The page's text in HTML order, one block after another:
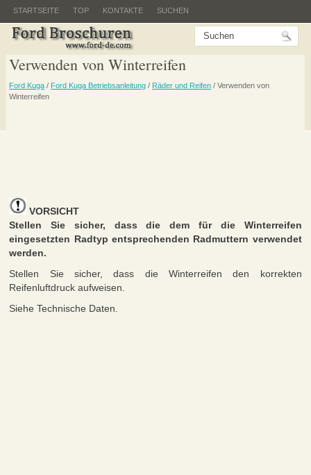
STARTSEITE TOP KONTAKTE SUCHEN
Verwenden von Winterreifen
Ford Kuga / Ford Kuga Betriebsanleitung / Räder und Reifen / Verwenden von
Winterreifen
VORSICHT
Stellen Sie sicher, dass die dem für die Winterreifen
eingesetzten Radtyp entsprechenden Radmuttern verwendet
werden.
Stellen Sie sicher, dass die Winterreifen den korrekten
Reifenluftdruck aufweisen.
Siehe Technische Daten.